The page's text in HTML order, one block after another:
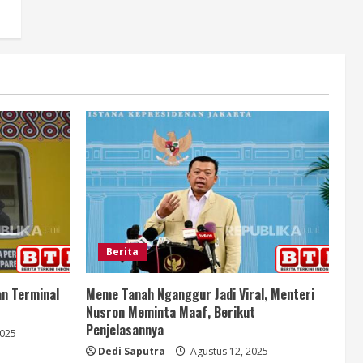
Terminal
Berita
Meme Tanah Nganggur Jadi Viral, Menteri
Nusron Meminta Maaf, Berikut
Penjelasannya
Dedi Saputra Agustus 12, 2025